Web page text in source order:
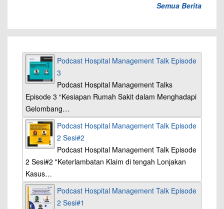
Semua Berita
Podcast Hospital Management Talk Episode
3
Podcast Hospital Management Talks
Episode 3 “Kesiapan Rumah Sakit dalam Menghadapi
Gelombang…
Podcast Hospital Management Talk Episode
2 Sesi#2
Podcast Hospital Management Talk Episode
2 Sesi#2 "Keterlambatan Klaim di tengah Lonjakan
Kasus…
Podcast Hospital Management Talk Episode
2 Sesi#1